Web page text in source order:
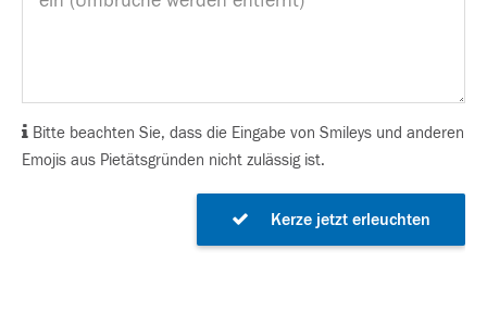
Bitte beachten Sie, dass die Eingabe von Smileys und anderen
Emojis aus Pietätsgründen nicht zulässig ist.
Kerze jetzt erleuchten